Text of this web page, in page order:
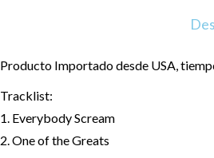
Producto Importado desde USA,
Tracklist:
1. Everybody Scream
2. One of the Greats